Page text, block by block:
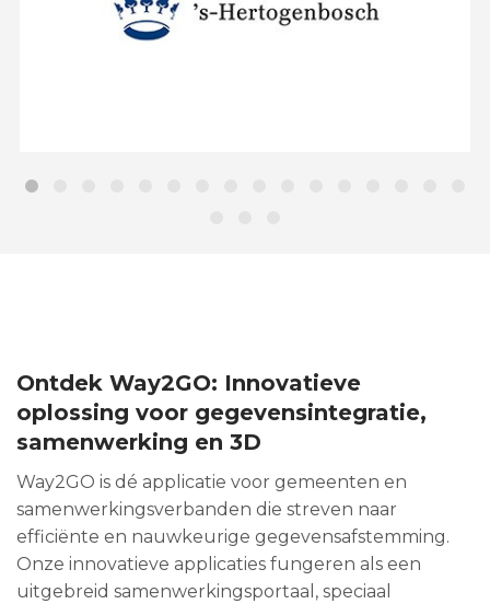
Ontdek Way2GO: Innovatieve
oplossing voor gegevensintegratie,
samenwerking en 3D
Way2GO is dé applicatie voor gemeenten en
samenwerkingsverbanden die streven naar
efficiënte en nauwkeurige gegevensafstemming.
Onze innovatieve applicaties fungeren als een
uitgebreid samenwerkingsportaal, speciaal